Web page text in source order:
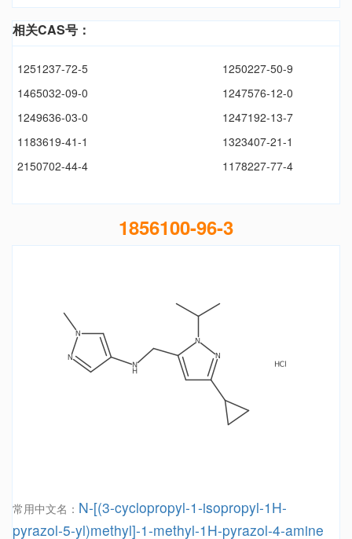
相关CAS号：
1251237-72-5
1250227-50-9
1465032-09-0
1247576-12-0
1249636-03-0
1247192-13-7
1183619-41-1
1323407-21-1
2150702-44-4
1178227-77-4
1856100-96-3
常用中文名： N-[(3-cyclopropyl-1-isopropyl-1H-
pyrazol-5-yl)methyl]-1-methyl-1H-pyrazol-4-amine